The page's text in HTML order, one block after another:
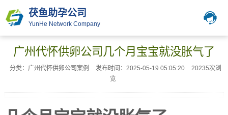
茯鱼助孕公司
YunHe Network Company
广州代怀供卵公司几个月宝宝就没胀气了
分类：广州代怀供卵公司案例 发布时间：2025-05-19 05:05:20
20235次浏
览